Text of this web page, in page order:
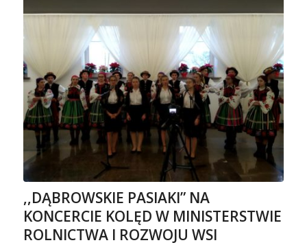
,,DĄBROWSKIE PASIAKI” NA
KONCERCIE KOLĘD W MINISTERSTWIE
ROLNICTWA I ROZWOJU WSI